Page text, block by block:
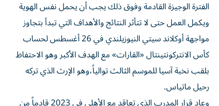
الفترة الوجيزة القادمة وفوق ذلك يجب أن يحمل نفس الهوية
ويكمل العمل حتى لا تتأثر النتائج والأهداف التي تبدأ بتجاوز
مواجهة أوكلاند سيتي النيوزيلندي في 26 أغسطس لحساب
كأس الانتركونتينتال «القارات» مع الهدف الأكبر وهو الاحتفاظ
بلقب نخبة آسيا للموسم الثالث توالياً،وهو الإرث الذي تركه
رحيل ماتياس.